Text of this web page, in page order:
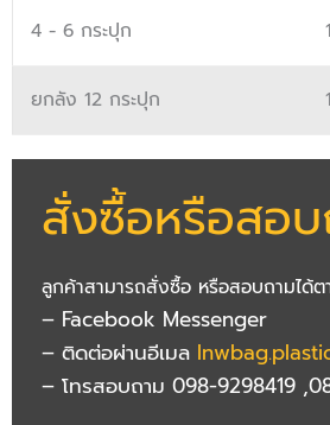
4 - 6 กระปุก
ยกลัง 12 กระปุก
สั่งซื้อหรือสอ
ลูกค้าสามารถสั่งซื้อ หรือสอบถามได้
– Facebook Messenger
– ติดต่อผ่านอีเมล
– โทรสอบถาม 098-9298419